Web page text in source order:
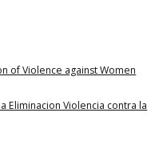
of Violence against Women
Eliminacion Violencia contra la